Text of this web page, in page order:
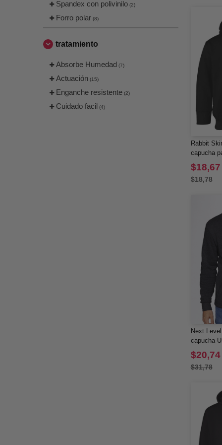
Spandex con polivinilo (2)
Forro polar (8)
tratamiento
Absorbe Humedad (7)
Actuación (15)
Enganche resistente (2)
Cuidado facil (4)
Rabbit
capucha
$18,67
$18,78
Next
capucha
$20,74
$31,78